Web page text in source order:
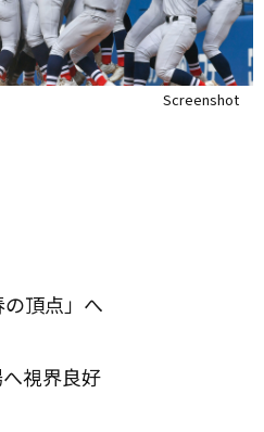
Screenshot
頂点」へ
視界良好